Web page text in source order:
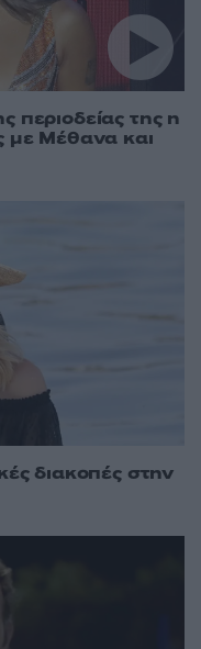
περιοδείας της η
με Μέθανα και
διακοπές στην